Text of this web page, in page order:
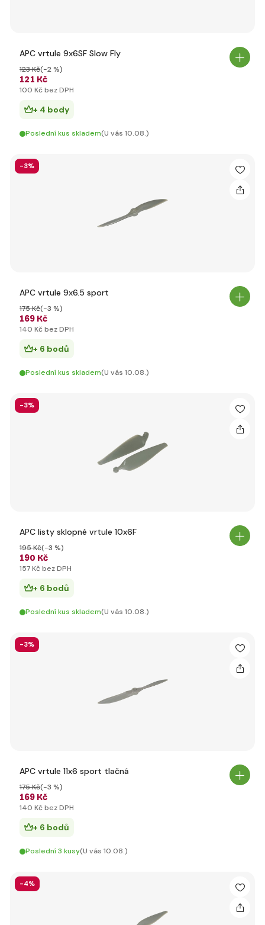
APC vrtule 9x6SF Slow Fly
121 Kč
123 Kč(-2 %)
100 Kč bez DPH
+ 4 body
Poslední kus skladem(U vás 10.08.)
-3%
APC vrtule 9x6.5 sport
169 Kč
175 Kč(-3 %)
140 Kč bez DPH
+ 6 bodů
Poslední kus skladem(U vás 10.08.)
-3%
APC listy sklopné vrtule 10x6F
190 Kč
195 Kč(-3 %)
157 Kč bez DPH
+ 6 bodů
Poslední kus skladem(U vás 10.08.)
-3%
APC vrtule 11x6 sport tlačná
169 Kč
175 Kč(-3 %)
140 Kč bez DPH
+ 6 bodů
Poslední 3 kusy(U vás 10.08.)
-4%